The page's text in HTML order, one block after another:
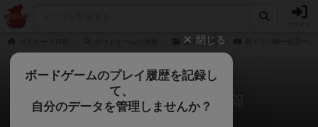
昼ドラ川柳
昼ドラ川柳〜拡張〜純愛篇
0件のルール/インスト
閉じる
ボードゲームのプレイ履歴を記録し
て、
自分のデータを管理しませんか？